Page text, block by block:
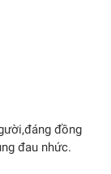
đồng
đau nhức.